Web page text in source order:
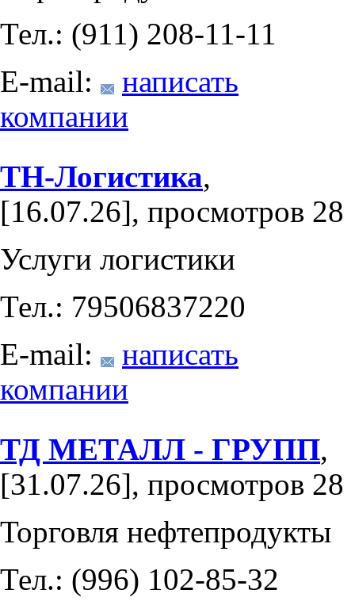
Тел.: (911) 208-11-11
E-mail:
написать
компании
ТН-Логистика,
[16.07.26], просмотров 28
Услуги логистики
Тел.: 79506837220
E-mail:
написать
компании
ТД МЕТАЛЛ - ГРУПП,
[31.07.26], просмотров 28
Торговля нефтепродукты
Тел.: (996) 102-85-32